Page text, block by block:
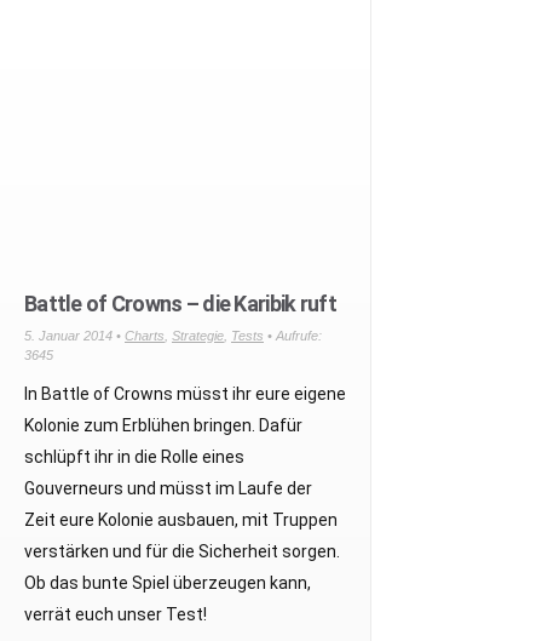
Battle of Crowns – die Karibik ruft
5. Januar 2014 • Charts Strategie Tests • Aufrufe:
3645
In Battle of Crowns müsst ihr eure eigene
Kolonie zum Erblühen bringen. Dafür
schlüpft ihr in die Rolle eines
Gouverneurs und müsst im Laufe der
Zeit eure Kolonie ausbauen, mit Truppen
verstärken und für die Sicherheit sorgen.
Ob das bunte Spiel überzeugen kann,
verrät euch unser Test!